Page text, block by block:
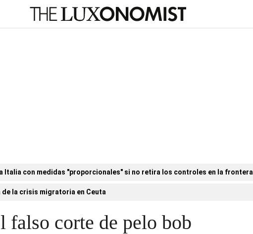
a Italia con medidas "proporcionales" si no retira los controles en la frontera
de la crisis migratoria en Ceuta
falso corte de pelo bob